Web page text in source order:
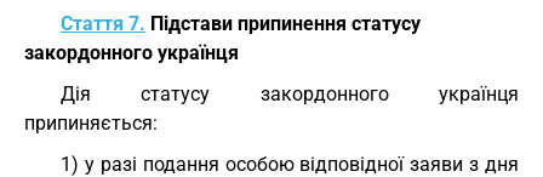
Стаття 7. Підстави припинення статусу
закордонного українця
Дія статусу закордонного українця
припиняється:
1) у разі подання особою відповідної заяви з дня